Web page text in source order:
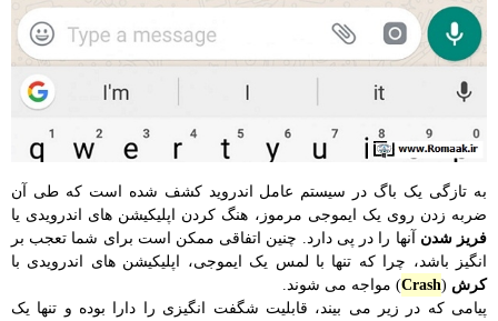
به تازگی یک باگ در سیستم عامل اندروید کشف شده است که طی آن
ضربه زدن روی یک ایموجی مرموز، هنگ کردن اپلیکیشن های اندرویدی یا
فریز شدن آنها را در پی دارد. چنین اتفاقی ممکن است برای شما تعجب بر
انگیز باشد، چرا که تنها با لمس یک ایموجی، اپلیکیشن های اندرویدی با
کرش (
Crash) مواجه می شوند.
پیامی که در زیر می بیند، قابلیت شگفت انگیزی را دارا بوده و تنها یک